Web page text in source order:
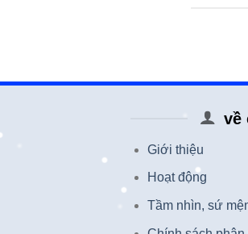
về
Giới thiệu
Hoạt động
Tầm nhìn, sứ